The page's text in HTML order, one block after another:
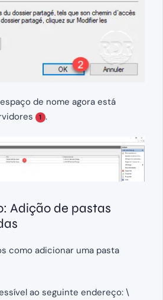
de nome agora está
1 .
Adição de pastas
como adicionar uma pasta
ao seguinte endereço: \